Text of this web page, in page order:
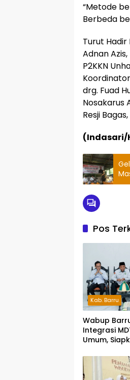
“Metode
Berbeda
Turut Hadir
Adnan
P2KKN
drg. Fuad
Nosakarus
Resji
(Indasari/
Pos
Kab. Barru
Wabup
Integrasi
Umum,